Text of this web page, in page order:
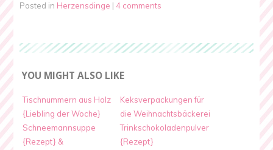
Posted in Herzensdinge | 4 comments
YOU MIGHT ALSO LIKE
Tischnummern aus Holz
{Liebling der Woche}
Keksverpackungen für
die Weihnachtsbäckerei
Schneemannsuppe
{Rezept} &
Trinkschokoladenpulver
{Rezept}